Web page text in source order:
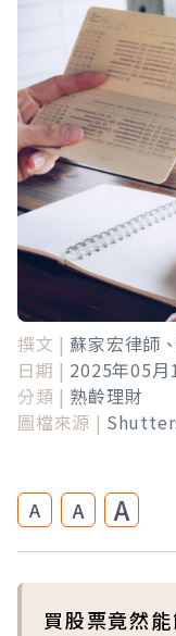
撰文 | 蘇家宏律師
日期 | 2025年05月
分類 | 熟齡理財
圖檔來源 |
A A A
買股票竟然